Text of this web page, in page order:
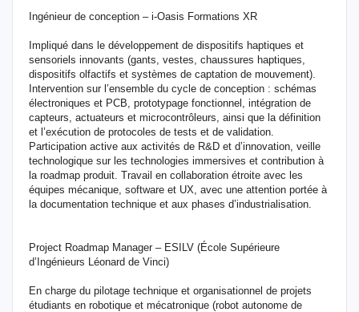
Ingénieur de conception – i-Oasis Formations XR
Impliqué dans le développement de dispositifs haptiques et
sensoriels innovants (gants, vestes, chaussures haptiques,
dispositifs olfactifs et systèmes de captation de mouvement).
Intervention sur l’ensemble du cycle de conception : schémas
électroniques et PCB, prototypage fonctionnel, intégration de
capteurs, actuateurs et microcontrôleurs, ainsi que la définition
et l’exécution de protocoles de tests et de validation.
Participation active aux activités de R&D et d’innovation, veille
technologique sur les technologies immersives et contribution à
la roadmap produit. Travail en collaboration étroite avec les
équipes mécanique, software et UX, avec une attention portée à
la document­ation technique et aux phases d’industrialisation.
Project Roadmap Manager – ESILV (École Supérieure
d’Ingénieurs Léonard de Vinci)
En charge du pilotage technique et organisationnel de projets
étudiants en robotique et mécatronique (robot autonome de